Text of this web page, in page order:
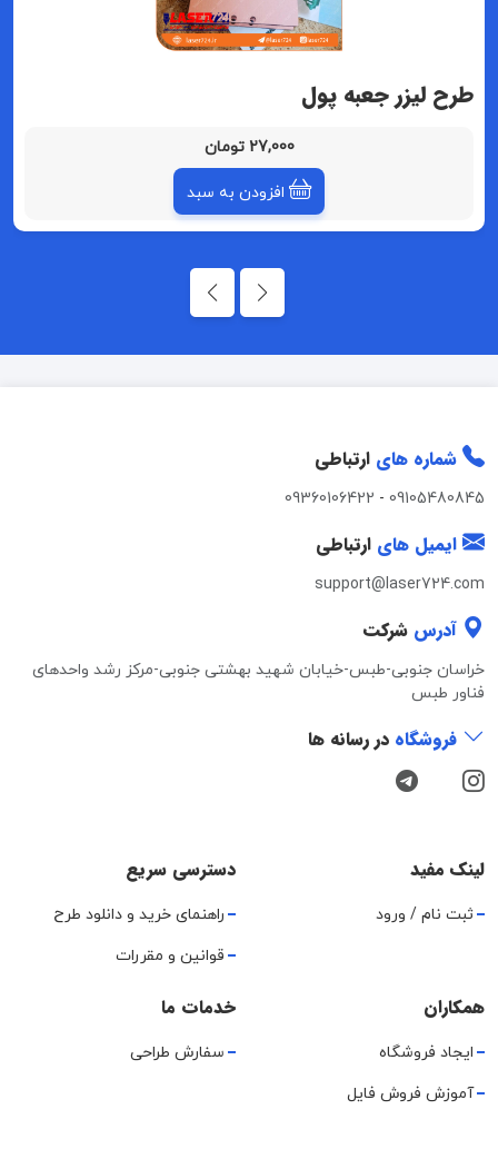
طرح لیزر جعبه پول
27,000 تومان
افزودن به سبد
شماره های ارتباطی
09105480845
-
09360106422
ایمیل های ارتباطی
support@laser724.com
آدرس شرکت
خراسان جنوبی-طبس-خیابان شهید بهشتی جنوبی-مرکز رشد واحدهای
فناور طبس
فروشگاه در رسانه ها
لینک مفید
ثبت نام / ورود
دسترسی سریع
راهنمای خرید و دانلود طرح
قوانین و مقررات
همکاران
ایجاد فروشگاه
آموزش فروش فایل
خدمات ما
سفارش طراحی